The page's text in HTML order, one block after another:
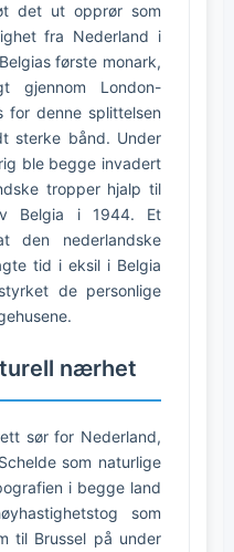
det ut opprør som
fra Nederland i
første monark,
gjennom London-
denne splittelsen
sterke bånd. Under
ble begge invadert
tropper hjalp til
Belgia i 1944. Et
den nederlandske
tid i eksil i Belgia
de personlige
nærhet
sør for Nederland,
som naturlige
i begge land
som
til Brussel på under